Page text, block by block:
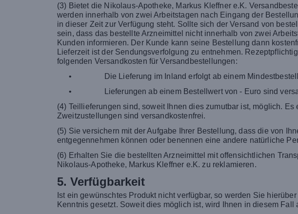
(3) Bietet die Nikolaus-Apotheke, Markus Kleffner e.K.
werden innerhalb von zwei Arbeitstagen nach Eingang der
in dieser Zeit zur Verfügung steht. Sollte sich der Versand von
sein, dass das bestellte Arzneimittel nicht innerhalb von zwei
Kunden informieren. Der Kunde kann seine Bestellung dann
Lieferzeit ist der Sendungsverfolgung zu entnehmen.
folgenden Versandkosten für Versandbestellungen:
•
Die Lieferung im Inland erfolgt ab einem
•
Lieferungen ab einem Bestellwert von - Euro sind
(4) Teillieferungen sind, soweit Ihnen dies zumutbar ist, möglich.
Zweitzustellungen sind versandkostenfrei.
(5) Sie versichern mit der Aufgabe Ihrer Bestellung, dass die von
entgegennehmen können oder benennen eine andere natürliche
(6) Erhalten Sie die bestellten Arzneimittel mit offensichtlichen
Nikolaus-Apotheke, Markus Kleffner e.K. zu reklamieren.
5. Verfügbarkeit
Ist ein gewünschtes Produkt nicht verfügbar, so werden Sie
Kenntnis gesetzt. Soweit dies möglich ist, wird Ihnen in diesem